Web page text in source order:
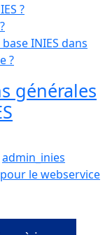
?
INIES dans
?
générales
admin_inies